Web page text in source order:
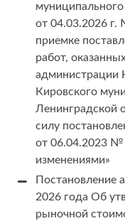
от 04.03.2026
приемке
работ,
администрации
Кировского
Ленинградской
силу
от 06.04.2023 №
изменениями»
Постановление
2026 года Об
рыночной